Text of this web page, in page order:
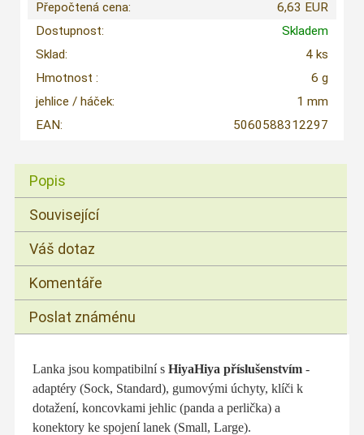
Přepočtená cena:
6,63 EUR
Dostupnost:
Skladem
Sklad:
4 ks
Hmotnost :
6 g
jehlice / háček:
1 mm
EAN:
5060588312297
Popis
Související
Váš dotaz
Komentáře
Poslat známénu
Lanka jsou kompatibilní s HiyaHiya příslušenstvím-
adaptéry (Sock, Standard), gumovými úchyty, klíči k
dotažení, koncovkami jehlic (panda a perlička) a
konektory ke spojení lanek (Small, Large).